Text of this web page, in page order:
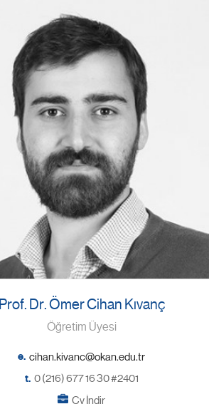
Prof. Dr. Ömer Cihan Kıvanç
Öğretim Üyesi
e.
t. 0 (216) 677 16 30 #2401
Cv İndir